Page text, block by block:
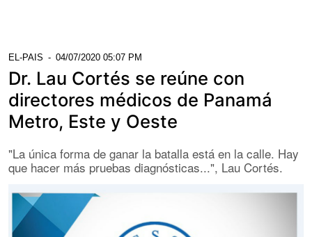
EL-PAIS - 04/07/2020 05:07 PM
Dr. Lau Cortés se reúne con
directores médicos de Panamá
Metro, Este y Oeste
"La única forma de ganar la batalla está en la calle. Hay
que hacer más pruebas diagnósticas...", Lau Cortés.